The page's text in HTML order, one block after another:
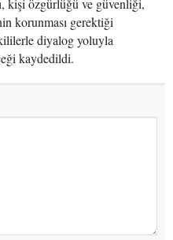
kişi özgürlüğü ve güvenliği,
korunması gerektiği
diyalog yoluyla
kaydedildi.